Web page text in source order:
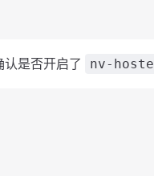
是否开启了 nv-